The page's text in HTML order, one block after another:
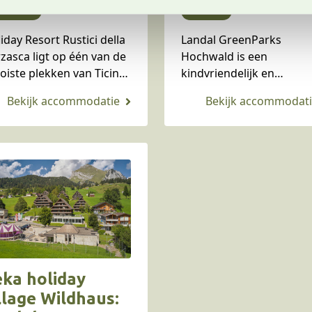
in Ticino
Resort Rustici della
ligt op één van de
plekken van Ticino:
Vogorno. In het
Zwitserse Kanton
tref je de mix…
kleinschalig en
dichtbij
Nederland!
Landal GreenParks
Hochwald is een
kindvriendelijk en
Duitsland. Stefanie
samen met haar gezin
holiday
Wildhaus: